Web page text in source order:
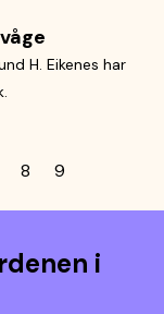
H. Eikenes har
8 9
i